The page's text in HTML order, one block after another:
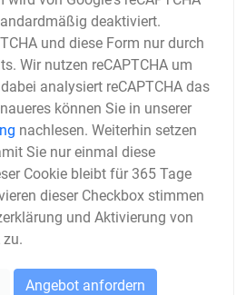
deaktiviert.
und diese Form nur durch
Wir nutzen reCAPTCHA um
analysiert reCAPTCHA das
können Sie in unserer
nachlesen. Weiterhin setzen
Sie nur einmal diese
Cookie bleibt für 365 Tage
dieser Checkbox stimmen
und Aktivierung von
zu.
Angebot anfordern